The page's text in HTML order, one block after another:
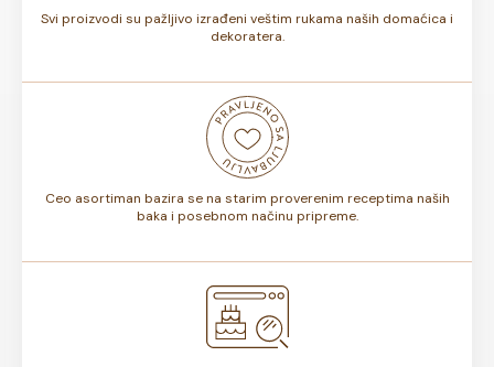
Svi proizvodi su pažljivo izrađeni veštim rukama naših domaćica i
dekoratera.
Ceo asortiman bazira se na starim proverenim receptima naših
baka i posebnom načinu pripreme.